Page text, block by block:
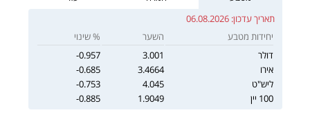
תאריך עדכון: 06.08.2026
יחידות מטבע
השער
% שינוי
דולר
3.001
-0.957
אירו
3.4664
-0.685
ליש"ט
4.045
-0.753
100 יין
1.9049
-0.885